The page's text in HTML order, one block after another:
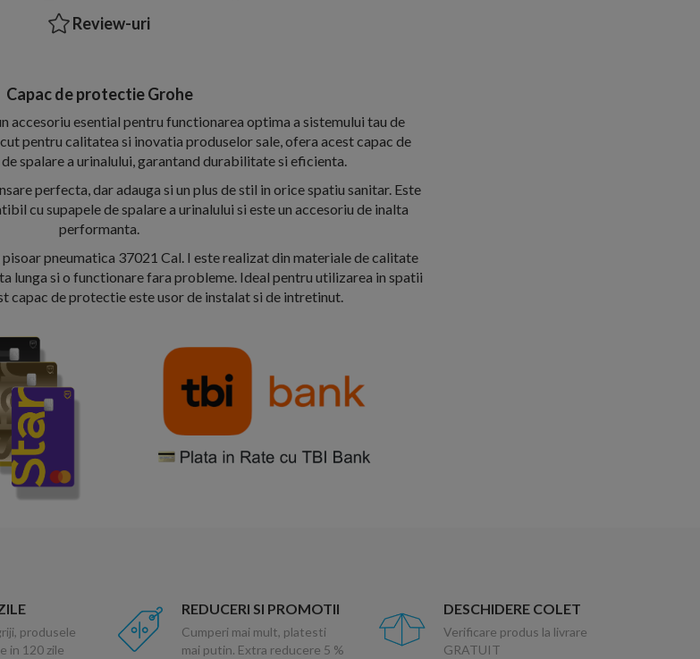
Review-uri
Capac de protectie Grohe
accesoriu esential pentru functionarea optima a sistemului tau de
pentru calitatea si inovatia produselor sale, ofera acest capac de
spalare a urinalului, garantand durabilitate si eficienta.
perfecta, dar adauga si un plus de stil in orice spatiu sanitar. Este
cu supapele de spalare a urinalului si este un accesoriu de inalta
performanta.
pneumatica 37021 Cal. I este realizat din materiale de calitate
lunga si o functionare fara probleme. Ideal pentru utilizarea in spatii
capac de protectie este usor de instalat si de intretinut.
produsele
in 120 zile
REDUCERI SI PROMOTII
Cumperi mai mult, platesti
mai putin. Extra reducere 5 %
DESCHIDERE COLET
Verificare produs la livrare
GRATUIT